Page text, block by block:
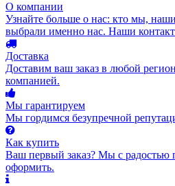
О компании
Узнайте больше о нас: кто мы,
выбрали именно нас. Наши
Доставка
Доставим ваш заказ в любой
компанией.
Мы гарантируем
Мы гордимся безупречной
Как купить
Ваш первый заказ? Мы с радостью
оформить.